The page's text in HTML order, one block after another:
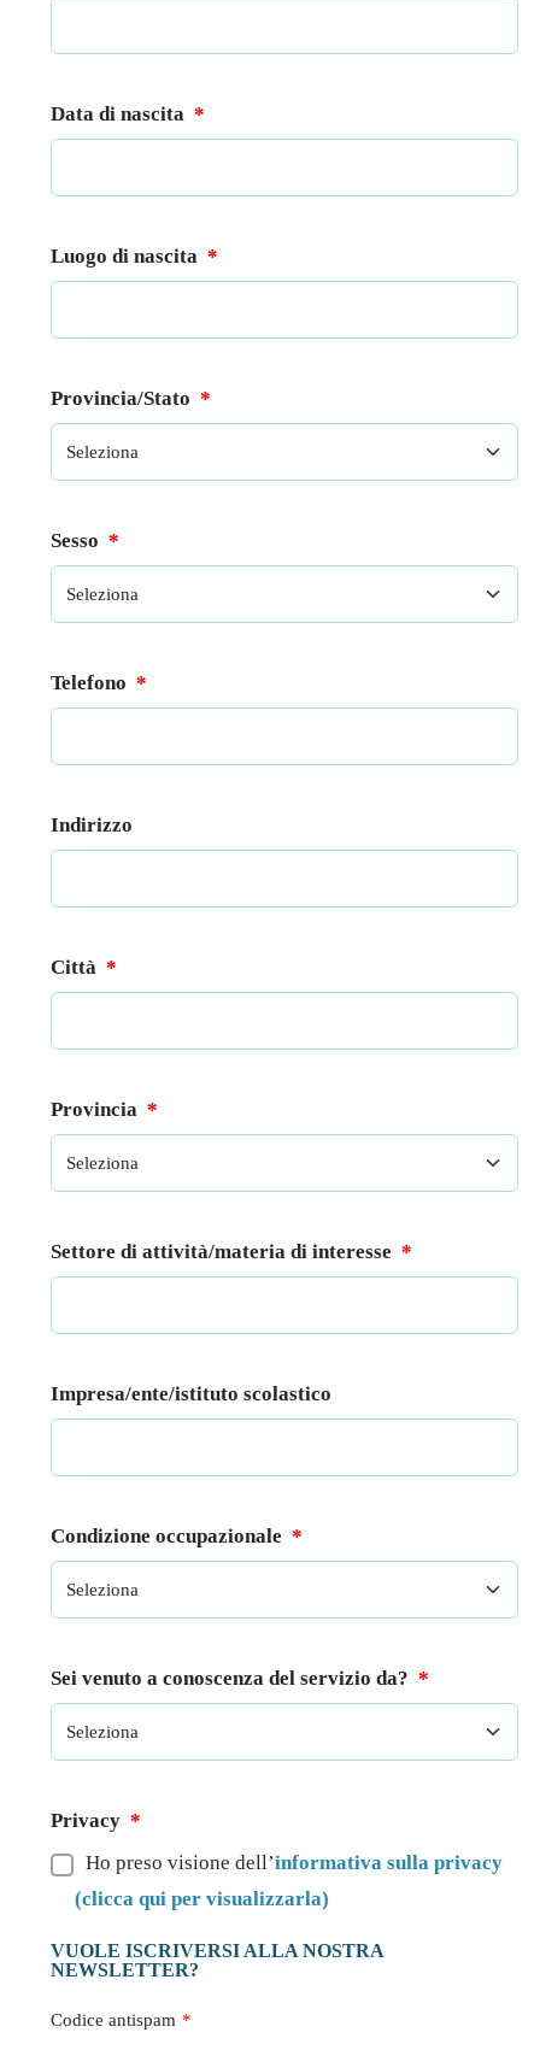
Data di nascita *
Luogo di nascita *
Provincia/Stato *
Sesso *
Telefono *
Indirizzo
Città *
Provincia *
Settore di attività/materia di interesse *
Impresa/ente/istituto scolastico
Condizione occupazionale *
Sei venuto a conoscenza del servizio da? *
Privacy *
Ho preso visione dell’informativa sulla privacy
(clicca qui per visualizzarla)
VUOLE ISCRIVERSI ALLA NOSTRA
NEWSLETTER?
Codice antispam *